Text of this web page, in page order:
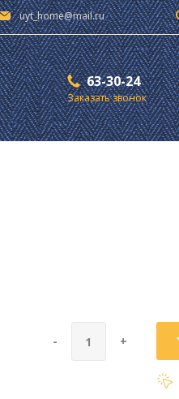
uyt_home@mail.ru
63-30-24
Заказать звонок
- +